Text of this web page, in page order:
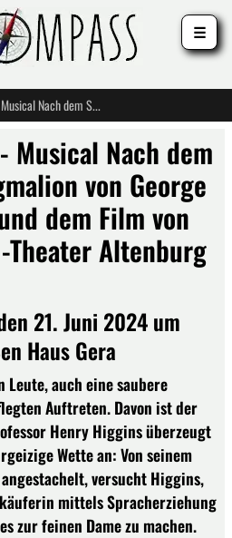
"My Fair Lady" - Musical Nach dem Schauspiel Pygmalion von George Bernard Shaw und dem Film von Gabriel Pascal -Theater Altenburg Gera
Musical Nach dem
von George
dem Film von
Theater Altenburg
21. Juni 2024 um
Haus Gera
auch eine saubere
Auftreten. Davon ist der
Henry Higgins überzeugt
Wette an: Von seinem
versucht Higgins,
mittels Spracherziehung
zur feinen Dame zu machen.
☰